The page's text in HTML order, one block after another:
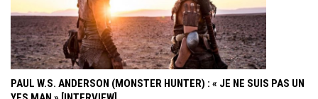
PAUL W.S. ANDERSON (MONSTER HUNTER) : « JE NE SUIS PAS UN